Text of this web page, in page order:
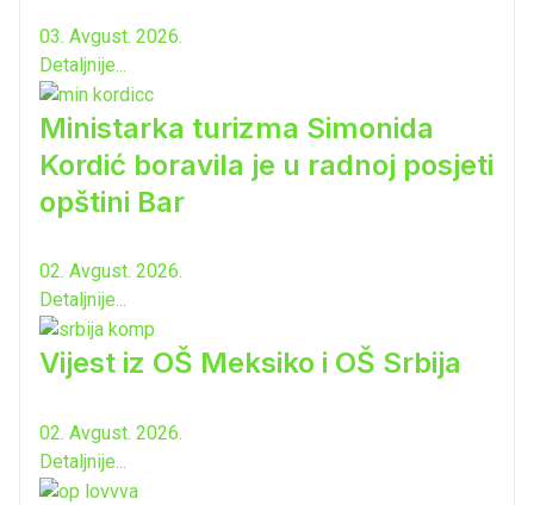
03. Avgust. 2026.
Detaljnije...
Ministarka turizma Simonida
Kordić boravila je u radnoj posjeti
opštini Bar
02. Avgust. 2026.
Detaljnije...
Vijest iz OŠ Meksiko i OŠ Srbija
02. Avgust. 2026.
Detaljnije...